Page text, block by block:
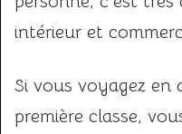
intérieur et
Si vous voyagez en
première classe,